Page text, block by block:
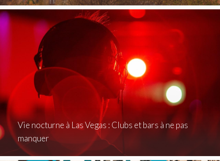
Vie nocturne à Las Vegas : Clubs et bars à ne pas
manquer